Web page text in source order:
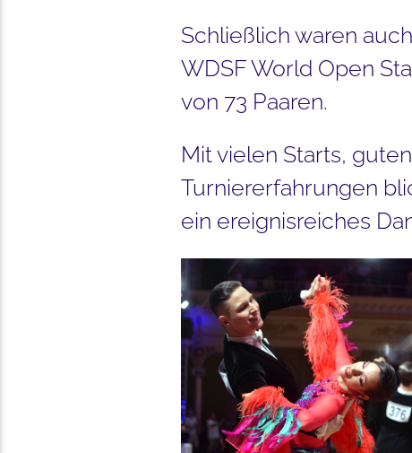
Schließlich waren
WDSF World Open
von 73 Paaren.
Mit vielen Starts,
Turniererfahrungen
ein ereignisreiches